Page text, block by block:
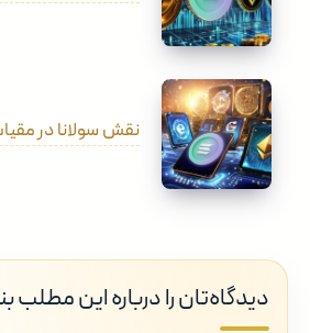
نقش سولانا در
دیدگاه‌تان را درباره این مطلب